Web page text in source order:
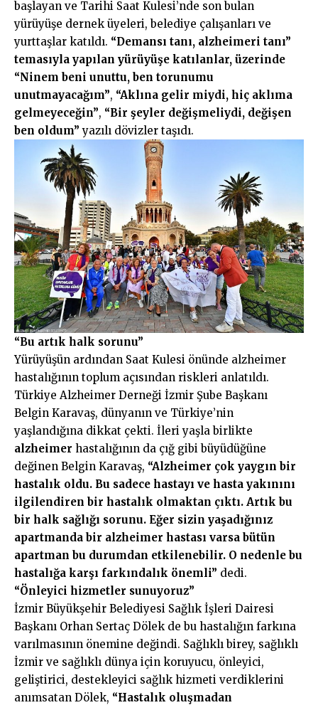
başlayan ve Tarihi Saat Kulesi’nde son bulan
yürüyüşe dernek üyeleri, belediye çalışanları ve
yurttaşlar katıldı. “Demansı tanı, alzheimeri tanı”
temasıyla yapılan yürüyüşe katılanlar, üzerinde
“Ninem beni unuttu, ben torunumu
unutmayacağım”, “Aklına gelir miydi, hiç aklıma
gelmeyeceğin”, “Bir şeyler değişmeliydi, değişen
ben oldum”yazılı dövizler taşıdı.
“Bu artık halk sorunu”
Yürüyüşün ardından Saat Kulesi önünde alzheimer
hastalığının toplum açısından riskleri anlatıldı.
Türkiye Alzheimer Derneği İzmir Şube Başkanı
Belgin Karavaş, dünyanın ve Türkiye’nin
yaşlandığına dikkat çekti. İleri yaşla birlikte
alzheimer hastalığının da çığ gibi büyüdüğüne
değinen Belgin Karavaş, “Alzheimer çok yaygın bir
hastalık oldu. Bu sadece hastayı ve hasta yakınını
ilgilendiren bir hastalık olmaktan çıktı. Artık bu
bir halk sağlığı sorunu. Eğer sizin yaşadığınız
apartmanda bir alzheimer hastası varsa bütün
apartman bu durumdan etkilenebilir. O nedenle bu
hastalığa karşı farkındalık önemli” dedi.
“Önleyici hizmetler sunuyoruz”
İzmir Büyükşehir Belediyesi Sağlık İşleri Dairesi
Başkanı Orhan Sertaç Dölek de bu hastalığın farkına
varılmasının önemine değindi. Sağlıklı birey, sağlıklı
İzmir ve sağlıklı dünya için koruyucu, önleyici,
geliştirici, destekleyici sağlık hizmeti verdiklerini
anımsatan Dölek, “Hastalık oluşmadan